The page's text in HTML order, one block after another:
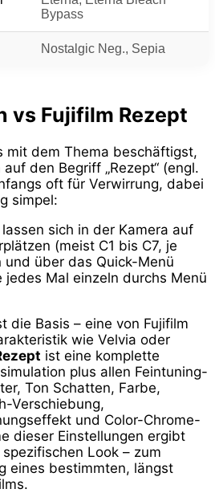
Bypass
Nostalgic Neg., Sepia
vs Fujifilm Rezept
mit dem Thema beschäftigst,
den Begriff „Rezept“ (engl.
oft für Verwirrung, dabei
simpel:
sich in der Kamera auf
(meist C1 bis C7, je
über das Quick-Menü
Mal einzeln durchs Menü
die Basis – eine von Fujifilm
wie Velvia oder
ist eine komplette
plus allen Feintuning-
Ton Schatten, Farbe,
Verschiebung,
und Color-Chrome-
dieser Einstellungen ergibt
Look – zum
eines bestimmten, längst